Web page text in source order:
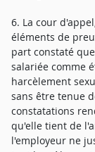
6. La cour
éléments de
part constaté
salariée comme
harcèlement
sans être tenue
constatations
qu'elle tient de
l'employeur ne